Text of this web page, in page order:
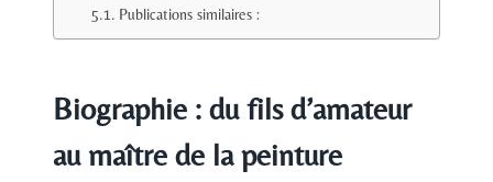
Publications similaires :
Biographie : du fils d’amateur
au maître de la peinture